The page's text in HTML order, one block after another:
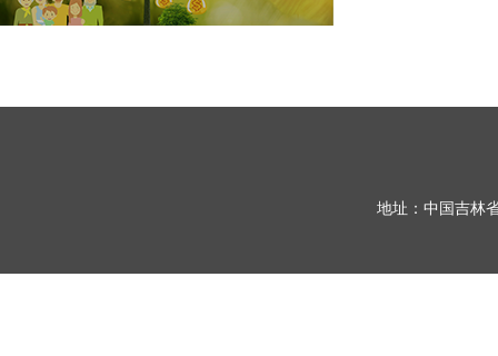
地址：中国吉林